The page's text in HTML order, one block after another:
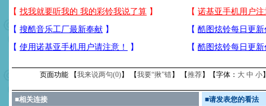
页面功能 【我来说两句(0)】 【我要“揪”错】 【推荐】【字体： 大 中 小
■相关连接
■请发表您的看法